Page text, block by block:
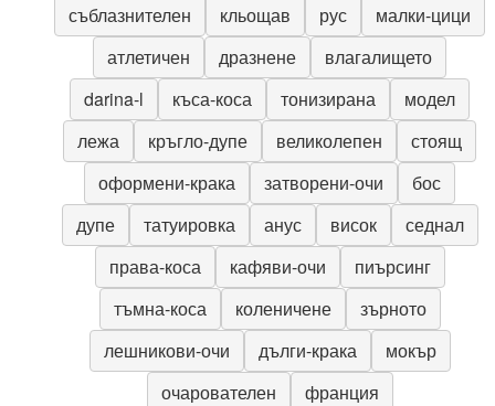
съблазнителен
кльощав рус
малки-цици
атлетичен
дразнене
влагалището
darina-l
къса-коса тонизирана
модел
лежа
кръгло-дупе великолепен
стоящ
оформени-крака
затворени-очи
бос
дупе
татуировка анус висок
седнал
права-коса
кафяви-очи
пиърсинг
тъмна-коса
коленичене
зърното
лешникови-очи
дълги-крака
мокър
очарователен
франция